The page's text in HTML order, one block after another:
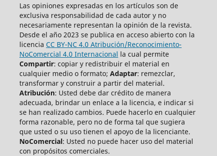
Las opiniones expresadas en los artículos son de
exclusiva responsabilidad de cada autor y no
necesariamente representan la opinión de la revista.
Desde el año 2023 se publica en acceso abierto con la
licencia CC BY-NC 4.0 Atribución/Reconocimiento-
NoComercial 4.0 Internacional la cual permite
Compartir: copiar y redistribuir el material en
cualquier medio o formato; Adaptar: remezclar,
transformar y construir a partir del material.
Atribución: Usted debe dar crédito de manera
adecuada, brindar un enlace a la licencia, e indicar si
se han realizado cambios. Puede hacerlo en cualquier
forma razonable, pero no de forma tal que sugiera
que usted o su uso tienen el apoyo de la licenciante.
NoComercial: Usted no puede hacer uso del material
con propósitos comerciales.